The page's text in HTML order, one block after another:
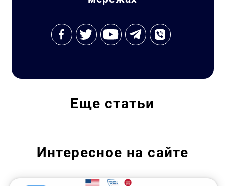
Искать:
Еще статьи
Интересное на сайте